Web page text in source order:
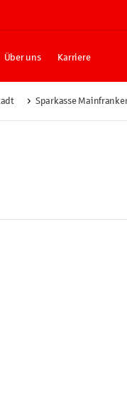
Über uns Karriere
Sparkasse